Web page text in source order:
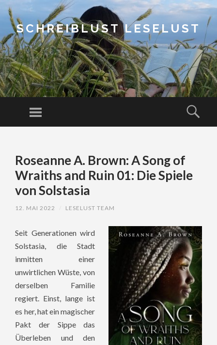
SCHREIBLUST LESELUST
Menu
CONTENTRoseanne A. Brown: A Song of
Wraiths and Ruin 01: Die Spiele
von Solstasia
12. MAI 2022 LESELUST TEAM
Seit Generationen wird
Solstasia, die Stadt
inmitten einer
unwirtlichen Wüste, von
derselben Familie
regiert. Einst, lange ist
es her, hat ein magischer
Pakt der Sippe das
Überleben und den